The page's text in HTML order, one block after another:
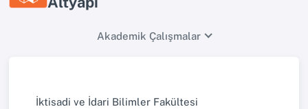
Akademik Çalışmalar
İktisadi ve İdari Bilimler Fakültesi